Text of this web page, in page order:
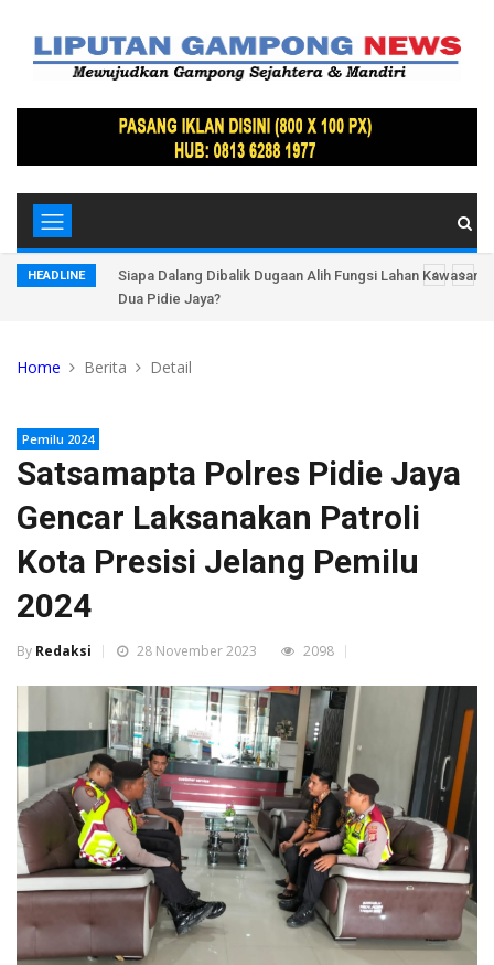
HEADLINE
Siapa Dalang Dibalik Dugaan Alih Fungsi Lahan Kawasan
Dua Pidie Jaya?
Home Berita Detail
Pemilu 2024
Satsamapta Polres Pidie Jaya
Gencar Laksanakan Patroli
Kota Presisi Jelang Pemilu
2024
By Redaksi 28 November 2023 2098